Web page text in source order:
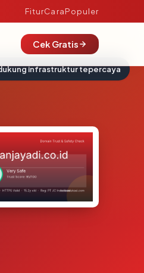
FiturCaraPopuler
Cek Gratis
infrastruktur tepercaya